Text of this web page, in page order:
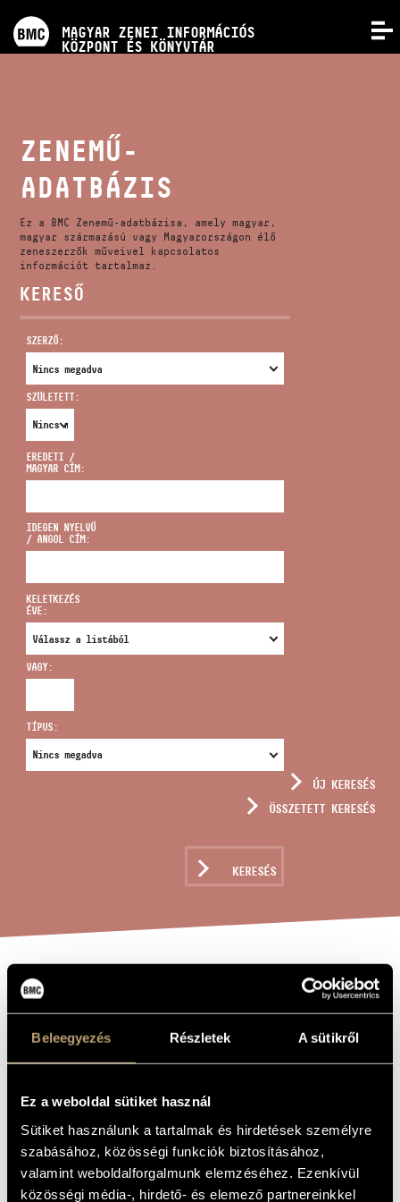
Beleegyezés Részletek A sütikről
Ez a weboldal sütiket használ
Sütiket használunk a tartalmak és hirdetések személyre
szabásához, közösségi funkciók biztosításához,
valamint weboldalforgalmunk elemzéséhez. Ezenkívül
közösségi média-, hirdető- és elemező partnereinkkel
MAGYAR ZENEI INFORMÁCIÓS
KÖZPONT ÉS KÖNYVTÁR
KÉPZÉSEK
KIADVÁNYOK
RÓLUNK
VIDEÓ GALÉRIA
CÍM
infokozpont@bmc.hu
TELEFON
NYITVA TARTÁS
ZENEMŰ-
ADATBÁZIS
Ez a BMC Zenemű-adatbázisa, amely magyar,
magyar származású vagy Magyarországon élő
zeneszerzők műveivel kapcsolatos
információt tartalmaz.
KERESŐ
SZERZŐ:
SZÜLETETT:
EREDETI /
MAGYAR CÍM:
IDEGEN NYELVŰ
/ ANGOL CÍM:
KELETKEZÉS
ÉVE:
VAGY:
TÍPUS:
ÚJ KERESÉS
ÖSSZETETT KERESÉS
KERESÉS
JÁTÉKOK V/19 -
NÉHÁNY FŰSZÁL
MARTYN KLÁRA
ZENESZERZŐ Kurtág György
EREDETI /
MAGYAR CÍM
Játékok V/19 - Néhány fűszál Martyn Klára emlékezetére